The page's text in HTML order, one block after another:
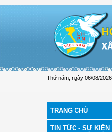
Thứ năm, ngày 06/08/2026
Hội LHPN
TRANG CHỦ
TIN TỨC - SỰ KIỆN